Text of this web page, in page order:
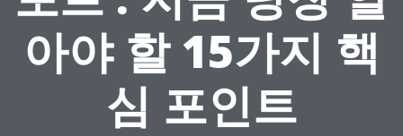
아야 할 15가지 핵
심 포인트